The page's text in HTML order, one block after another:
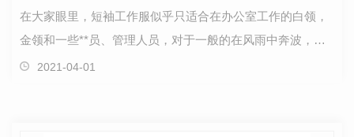
在大家眼里，短袖工作服似乎只适合在办公室工作的白领，
金领和一些**员、管理人员，对于一般的在风雨中奔波，在
狂风暴雨严寒酷暑中工作的工作者来说并不适合，因为…
2021-04-01